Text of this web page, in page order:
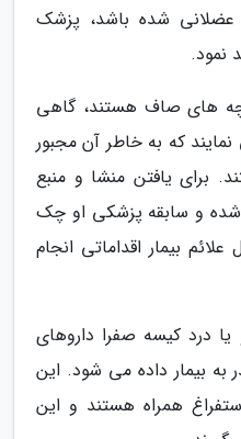
عضلانی شده باشد، پزشک
نمود.
های صاف هستند، گاهی
که به خاطر آن مجبور
برای یافتن منشا و منبع
شده و سابقه پزشکی او چک
بیمار اقداماتی انجام
درد کیسه صفرا داروهای
به بیمار داده می شود. این
همراه هستند و این